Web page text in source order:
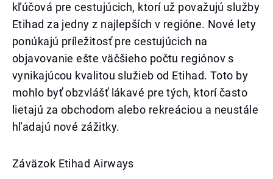
kľúčová pre cestujúcich, ktorí už považujú služby
Etihad za jedny z najlepších v regióne. Nové lety
ponúkajú príležitosť pre cestujúcich na
objavovanie ešte väčšieho počtu regiónov s
vynikajúcou kvalitou služieb od Etihad. Toto by
mohlo byť obzvlášť lákavé pre tých, ktorí často
lietajú za obchodom alebo rekreáciou a neustále
hľadajú nové zážitky.
Záväzok Etihad Airways